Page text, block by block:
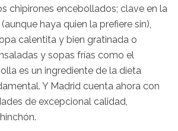
chipirones encebollados; clave en la
haya quien la prefiere sin),
calentita y bien gratinada o
y sopas frías como el
es un ingrediente de la dieta
Y Madrid cuenta ahora con
de excepcional calidad,